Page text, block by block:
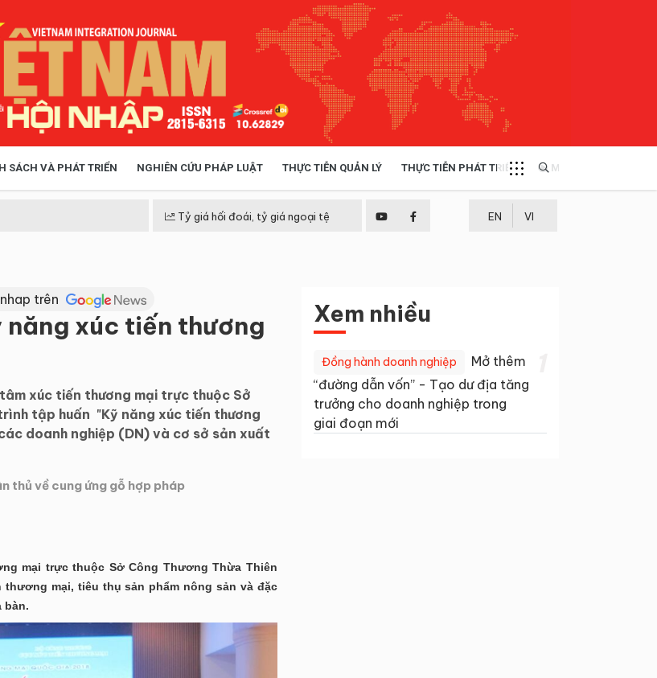
SÁCH VÀ PHÁT TRIỂN NGHIÊN CỨU PHÁP LUẬT THỰC TIỄN QUẢN LÝ THỰC TIỄN PHÁT TRIỂN MULTIMEDIA
Tỷ giá hối đoái, tỷ giá ngoại tệ EN VI
trên
năng xúc tiến thương
xúc tiến thương mại trực thuộc Sở
tập huấn "Kỹ năng xúc tiến thương
doanh nghiệp (DN) và cơ sở sản xuất
thủ về cung ứng gỗ hợp pháp
mại trực thuộc Sở Công Thương Thừa Thiên
mại, tiêu thụ sản phẩm nông sản và đặc
bàn.
Xem nhiều
Đồng hành doanh nghiệp
Mở thêm
“đường dẫn vốn” - Tạo dư địa tăng
trưởng cho doanh nghiệp trong
giai đoạn mới